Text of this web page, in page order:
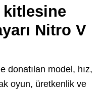
kitlesine
Nitro V
model, hız,
oyun, üretkenlik ve